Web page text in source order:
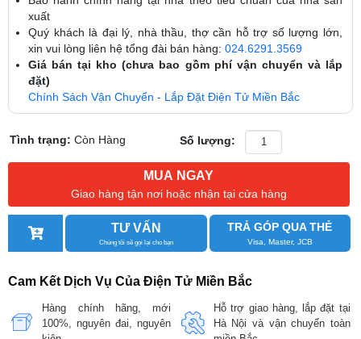
xuất
Quý khách là đại lý, nhà thầu, thợ cần hỗ trợ số lượng lớn,
xin vui lòng liên hệ tổng đài bán hàng: 024.6291.3569
Giá bán tại kho (chưa bao gồm phí vận chuyển và lắp
đặt)
Chính Sách Vận Chuyển - Lắp Đặt Điện Tử Miền Bắc
Tình trạng:Còn Hàng Số lượng:
MUA NGAY
Giao hàng tận nơi hoặc nhận tại cửa hàng
TƯ VẤN
Chúng tôi sẽ gọi lại cho bạn
TRẢ GÓP QUA THẺ
Visa, Master, JCB
Cam Kết Dịch Vụ Của Điện Tử Miền Bắc
Hàng chính hãng, mới
100%, nguyên đai, nguyên
Hỗ trợ giao hàng, lắp đặt tại
Hà Nội và vận chuyển toàn